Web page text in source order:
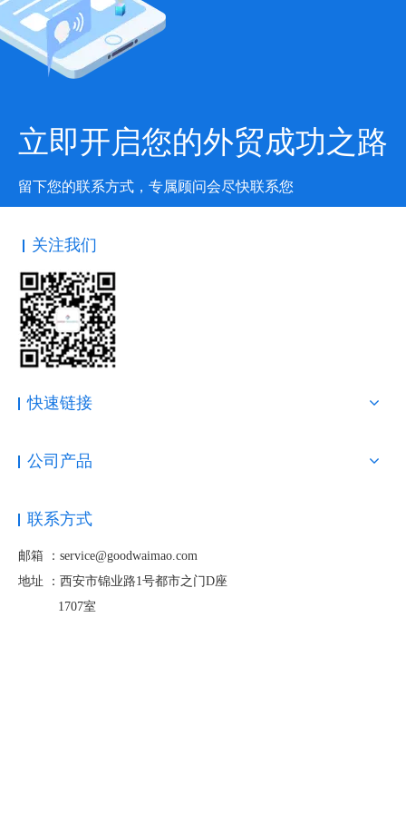
立即开启您的外贸成功之路
留下您的联系方式，专属顾问会尽快联系您
关注我们
快速链接
公司产品
联系方式
邮箱 ：service@goodwaimao.com
地址 ： 西安市锦业路1号都市之门D座
1707室